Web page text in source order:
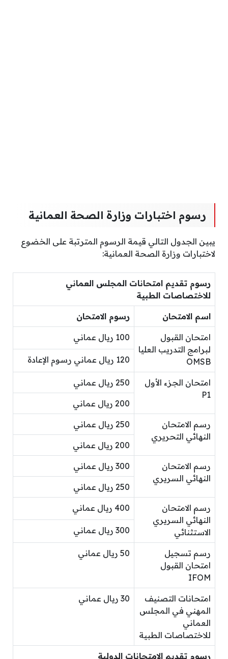
رسوم اختبارات وزارة الصحة العمانية
يبين الجدول التالي قيمة الرسوم المترتبة على الخضوع
لاختبارات وزارة الصحة العمانية:
رسوم تقديم امتحانات المجلس العماني
للاختصاصات الطبية
اسم الامتحان رسوم الامتحان
امتحان القبول
لبرامج التدريب العليا
OMSB
100 ريال عماني
120 ريال عماني رسوم الإعادة
امتحان الجزء الأول
P1
250 ريال عماني
200 ريال عماني
رسم الامتحان
النهائي التحريري
250 ريال عماني
200 ريال عماني
رسم الامتحان
النهائي السريري
300 ريال عماني
250 ريال عماني
رسم الامتحان
النهائي السريري
الاستثنائي
400 ريال عماني
300 ريال عماني
رسم تسجيل
امتحان القبول
IFOM
50 ريال عماني
امتحانات التصنيف
المهني في المجلس
العماني
للاختصاصات الطبية
30 ريال عماني
رسوم تقديم الامتحانات الدولية